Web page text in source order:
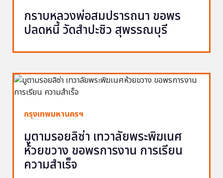
กราบหลวงพ่อสมปรารถนา ขอพร
ปลดหนี้ วัดสำปะซิว สุพรรณบุรี
กรุงเทพมหานครฯ
มูตามรอยลิซ่า เทวาลัยพระพิฆเนศ
ห้วยขวาง ขอพรการงาน การเรียน
ความสำเร็จ